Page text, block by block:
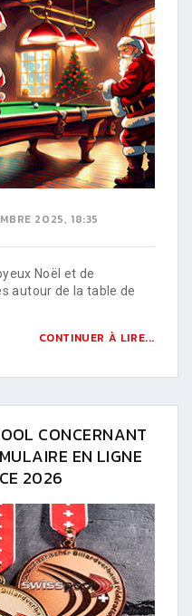
2025, 18:35
Noël et de
autour de la table de
CONTINUER À LIRE...
CONCERNANT
EN LIGNE
2026